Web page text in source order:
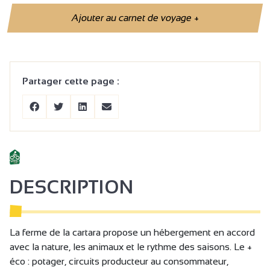
Ajouter au carnet de voyage+
Partager cette page :
DESCRIPTION
La ferme de la cartara propose un hébergement en accord
avec la nature, les animaux et le rythme des saisons. Le +
éco : potager, circuits producteur au consommateur,